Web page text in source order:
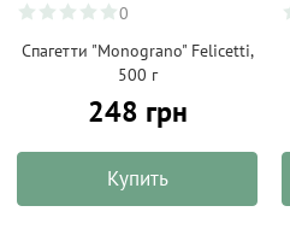
0
Спагетти "Monograno" Felicetti,
500 г
248 грн
Купить